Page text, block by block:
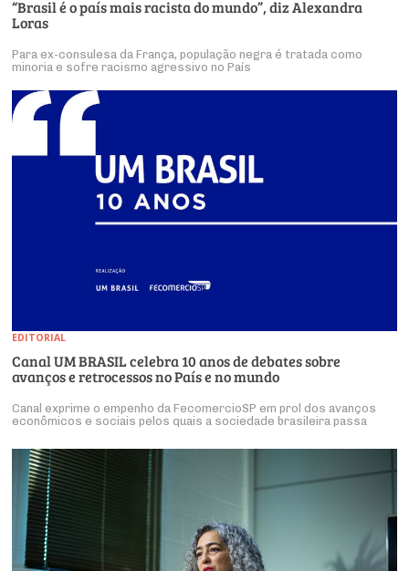
“Brasil é o país mais racista do mundo”, diz Alexandra
Loras
Para ex-consulesa da França, população negra é tratada como
minoria e sofre racismo agressivo no País
EDITORIAL
Canal UM BRASIL celebra 10 anos de debates sobre
avanços e retrocessos no País e no mundo
Canal exprime o empenho da FecomercioSP em prol dos avanços
econômicos e sociais pelos quais a sociedade brasileira passa